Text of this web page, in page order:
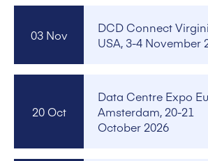
03 Nov
DCD Connect
USA, 3-4 November
20 Oct
Data Centre Expo
Amsterdam, 20-21
October 2026